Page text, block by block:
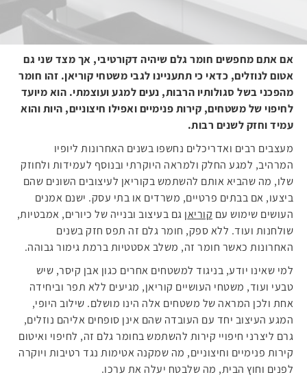
אם אתם מחפשים חומר גלם שיהיה דקורטיבי, אך מצד שני גם
אטום לנוזלים, כדאי כי תתעניינו לגבי משטחי קוריאן. זהו חומר
מהפכני בשל סגולותיו הרבות, נעים למגע ועוצמתי. הוא מיועד
לחיפוי של משטחים, קירות פנימיים ואפילו חיצוניים, היות והוא
עמיד וחזק לשנים רבות.
מעצבים רבים ואדריכלים נחשפו בשנים האחרונות ליופיו
המרהיב, למגע החלק ולמראה היוקרתי ובנוסף לעמידות ולחוזק
שלו, מה שהביא אותם להשתמש בקוריאן לעיצובים השונים שהם
ביצעו, אם בבתים פרטיים, משרדים או בתי עסק. ישנם אמנים
העושים שימוש עם קוריאן גם בעיצוב ובנייה של כיורים, אמבטיות,
שולחנות ועוד. ללא ספק, חומר גלם זה תפס חזק בשנים
האחרונות כאשר חומר זה, משלב אסטטיות ברמת גימור גבוהה.
למי שאינו יודע, בניגוד למשטחים אחרים כגון אבן קיסר, שיש
טבעי ועוד, משטחי העושיים קוריאן, מגיעים ללא תפר וביחידה
אחת ולכן המראה של משטחים אלה הינו מושלם. שילוב היופי,
המגע העיצוב יחד עם העובדה שהם אינן סופחים אליהם נוזלים,
גרם ליצרני חיפויי קירות להשתמש בחומר גלם זה, לחיפוי ואיטום
קירות פנימיים וחיצוניים, מה שמקנה אטימות נגד רטיבות ויוקרה
לפנים וחוץ הבית, מה שלבטח יעלה את ערכו.